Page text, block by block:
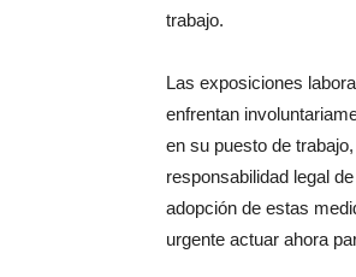
trabajo.
Las exposiciones
enfrentan
en su puesto de
responsabilidad legal
adopción de estas
urgente actuar ahora